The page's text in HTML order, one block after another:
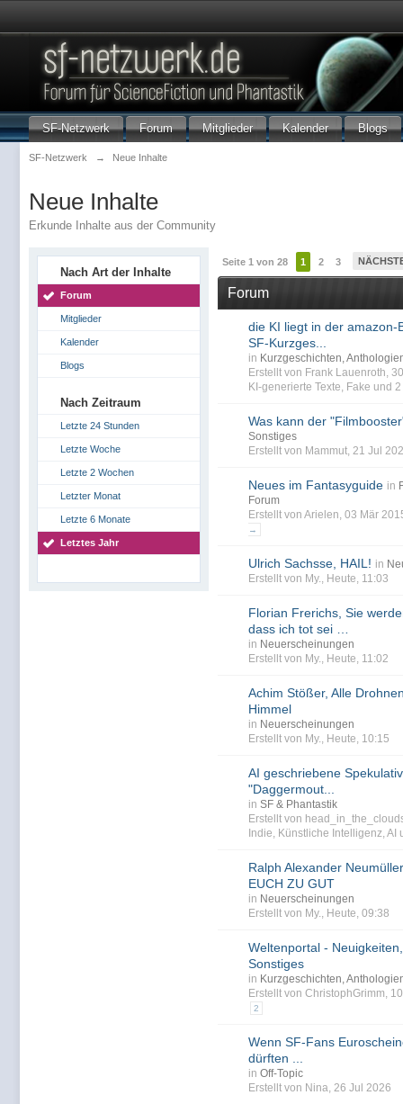
SF-Netzwerk Forum Mitglieder Kalender Blogs
SF-Netzwerk → Neue Inhalte
Neue Inhalte
Erkunde Inhalte aus der Community
Nach Art der Inhalte
Forum
Mitglieder
Kalender
Blogs
Nach Zeitraum
Letzte 24 Stunden
Letzte Woche
Letzte 2 Wochen
Letzter Monat
Letzte 6 Monate
Letztes Jahr
Seite 1 von 28 1 2 3
Forum
die KI liegt in der amazon-
SF-Kurzges...
in Kurzgeschichten,
Erstellt von Frank Lauenroth,
KI-generierte Texte, Fake und
Was kann der
Sonstiges
Erstellt von Mammut, 21 Jul
Neues im Fantasyguide in
Forum
Erstellt von Arielen, 03 Mär
→
Ulrich Sachsse, HAIL! in
Erstellt von My., Heute, 11:03
Florian Frerichs, Sie
dass ich tot sei …
in Neuerscheinungen
Erstellt von My., Heute, 11:02
Achim Stößer, Alle
Himmel
in Neuerscheinungen
Erstellt von My., Heute, 10:15
AI geschriebene
"Daggermout...
in SF & Phantastik
Erstellt von
Indie, Künstliche Intelligenz, AI
Ralph Alexander
EUCH ZU GUT
in Neuerscheinungen
Erstellt von My., Heute, 09:38
Weltenportal -
Sonstiges
in Kurzgeschichten,
Erstellt von ChristophGrimm,
2
Wenn SF-Fans
dürften ...
in Off-Topic
Erstellt von Nina, 26 Jul 2026